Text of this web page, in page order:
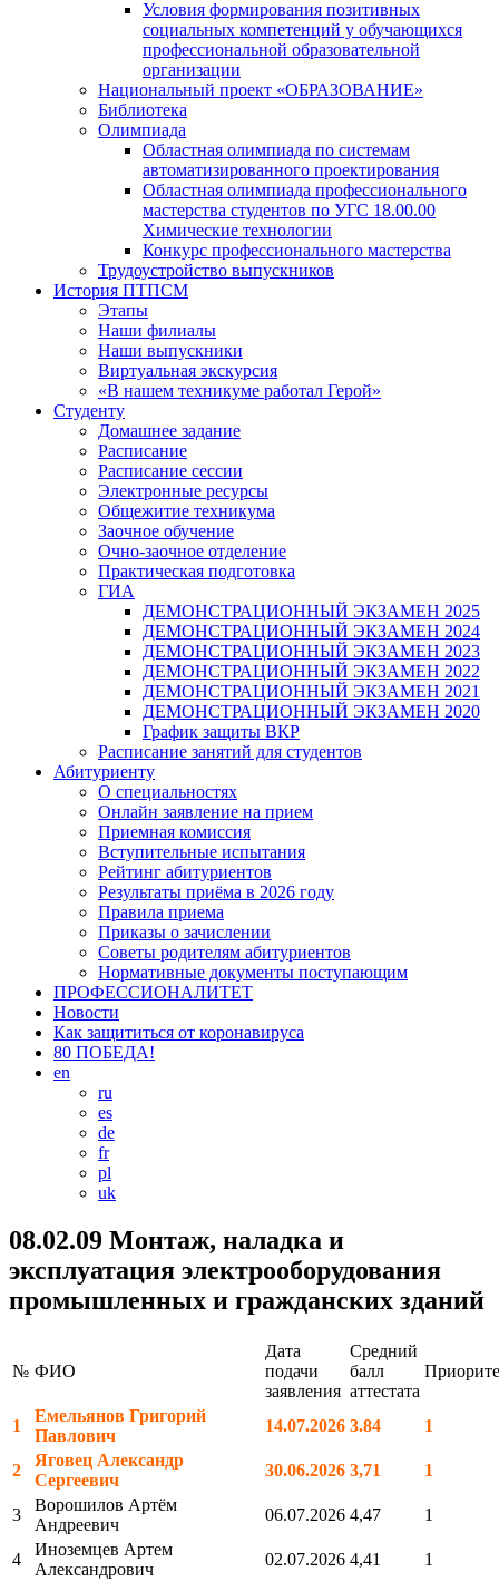
Условия формирования позитивных
социальных компетенций у обучающихся
профессиональной образовательной
организации
Национальный проект «ОБРАЗОВАНИЕ»
Библиотека
Олимпиада
Областная олимпиада по системам
автоматизированного проектирования
Областная олимпиада профессионального
мастерства студентов по УГС 18.00.00
Химические технологии
Конкурс профессионального мастерства
Трудоустройство выпускников
История ПТПСМ
Этапы
Наши филиалы
Наши выпускники
Виртуальная экскурсия
«В нашем техникуме работал Герой»
Студенту
Домашнее задание
Расписание
Расписание сессии
Электронные ресурсы
Общежитие техникума
Заочное обучение
Очно-заочное отделение
Практическая подготовка
ГИА
ДЕМОНСТРАЦИОННЫЙ ЭКЗАМЕН 2025
ДЕМОНСТРАЦИОННЫЙ ЭКЗАМЕН 2024
ДЕМОНСТРАЦИОННЫЙ ЭКЗАМЕН 2023
ДЕМОНСТРАЦИОННЫЙ ЭКЗАМЕН 2022
ДЕМОНСТРАЦИОННЫЙ ЭКЗАМЕН 2021
ДЕМОНСТРАЦИОННЫЙ ЭКЗАМЕН 2020
График защиты ВКР
Расписание занятий для студентов
Абитуриенту
О специальностях
Онлайн заявление на прием
Приемная комиссия
Вступительные испытания
Рейтинг абитуриентов
Результаты приёма в 2026 году
Правила приема
Приказы о зачислении
Советы родителям абитуриентов
Нормативные документы поступающим
ПРОФЕССИОНАЛИТЕТ
Новости
Как защититься от коронавируса
80 ПОБЕДА!
en
ru
es
de
fr
pl
uk
08.02.09 Монтаж, наладка и
эксплуатация электрооборудования
промышленных и гражданских зданий
№ ФИО
Дата
подачи
заявления
Средний
балл
аттестата
1
Емельянов Григорий
Павлович
14.07.2026 3.84 1
2
Яговец Александр
Сергеевич
30.06.2026 3,71 1
3
Ворошилов Артём
Андреевич
06.07.2026 4,47 1
4
Иноземцев Артем
Александрович
02.07.2026 4,41 1